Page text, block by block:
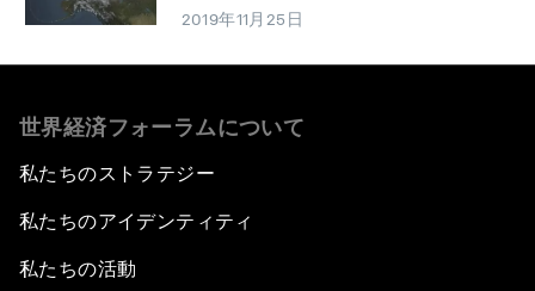
2019年11月25日
世界経済フォーラムについて
私たちのストラテジー
私たちのアイデンティティ
私たちの活動